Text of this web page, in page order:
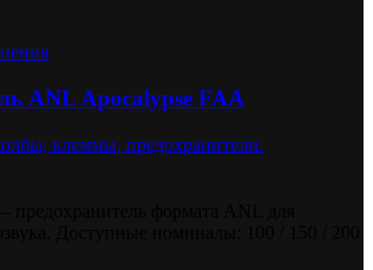
ANL Apocalypse FAA
клеммы, предохранители.